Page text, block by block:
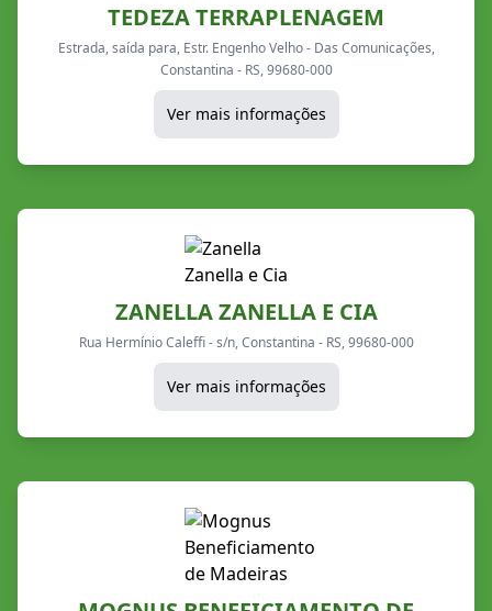
TEDEZA TERRAPLENAGEM
Estrada, saída para, Estr. Engenho Velho - Das Comunicações,
Constantina - RS, 99680-000
Ver mais informações
ZANELLA ZANELLA E CIA
Rua Hermínio Caleffi - s/n, Constantina - RS, 99680-000
Ver mais informações